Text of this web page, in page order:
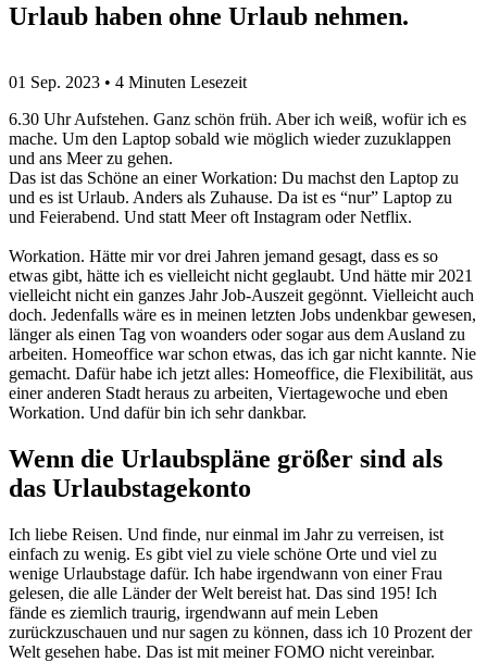
Urlaub haben ohne Urlaub nehmen.
01 Sep. 2023 • 4 Minuten Lesezeit
6.30 Uhr Aufstehen. Ganz schön früh. Aber ich weiß, wofür ich es
mache. Um den Laptop sobald wie möglich wieder zuzuklappen
und ans Meer zu gehen.
Das ist das Schöne an einer Workation: Du machst den Laptop zu
und es ist Urlaub. Anders als Zuhause. Da ist es “nur” Laptop zu
und Feierabend. Und statt Meer oft Instagram oder Netflix.
Workation. Hätte mir vor drei Jahren jemand gesagt, dass es so
etwas gibt, hätte ich es vielleicht nicht geglaubt. Und hätte mir 2021
vielleicht nicht ein ganzes Jahr Job-Auszeit gegönnt. Vielleicht auch
doch. Jedenfalls wäre es in meinen letzten Jobs undenkbar gewesen,
länger als einen Tag von woanders oder sogar aus dem Ausland zu
arbeiten. Homeoffice war schon etwas, das ich gar nicht kannte. Nie
gemacht. Dafür habe ich jetzt alles: Homeoffice, die Flexibilität, aus
einer anderen Stadt heraus zu arbeiten, Viertagewoche und eben
Workation. Und dafür bin ich sehr dankbar.
Wenn die Urlaubspläne größer sind als
das Urlaubstagekonto
Ich liebe Reisen. Und finde, nur einmal im Jahr zu verreisen, ist
einfach zu wenig. Es gibt viel zu viele schöne Orte und viel zu
wenige Urlaubstage dafür. Ich habe irgendwann von einer Frau
gelesen, die alle Länder der Welt bereist hat. Das sind 195! Ich
fände es ziemlich traurig, irgendwann auf mein Leben
zurückzuschauen und nur sagen zu können, dass ich 10 Prozent der
Welt gesehen habe. Das ist mit meiner FOMO nicht vereinbar.